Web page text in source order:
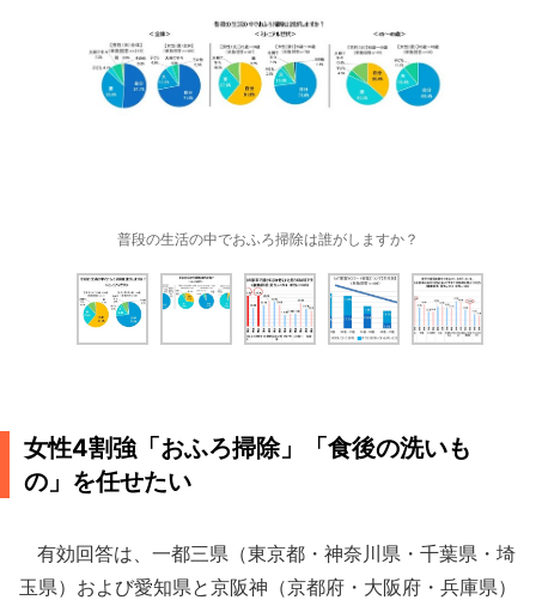
普段の生活の中でおふろ掃除は誰がしますか？
女性4割強「おふろ掃除」「食後の洗いも
の」を任せたい
有効回答は、一都三県（東京都・神奈川県・千葉県・埼
玉県）および愛知県と京阪神（京都府・大阪府・兵庫県）